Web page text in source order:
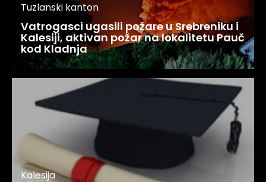
Tuzlanski kanton
Vatrogasci ugasili požare u Srebreniku i
Kalesiji, aktivan požar na lokalitetu Pauč
kod Kladnja
Kalesija